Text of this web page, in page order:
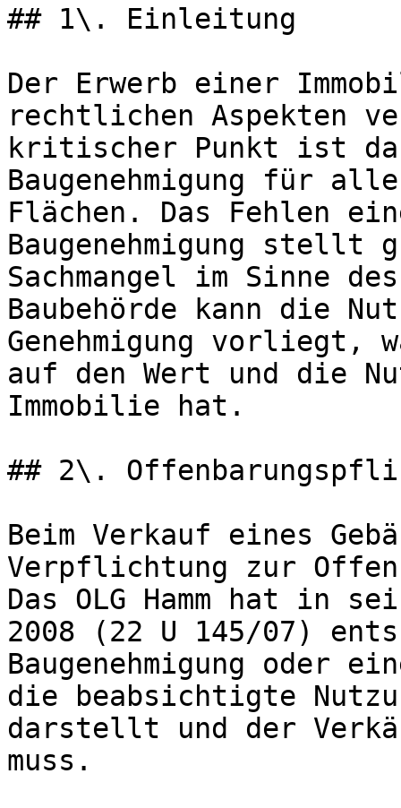
## 1\. Einleitung
Der Erwerb einer
rechtlichen Aspekten
kritischer Punkt ist
Baugenehmigung für
Flächen. Das Fehlen
Baugenehmigung stellt
Sachmangel im Sinne
Baubehörde kann die
Genehmigung vorliegt,
auf den Wert und die
Immobilie hat.
## 2\.
Beim Verkauf eines
Verpflichtung zur
Das OLG Hamm hat in
2008 (22 U 145/07)
Baugenehmigung oder
die beabsichtigte
darstellt und der
muss.